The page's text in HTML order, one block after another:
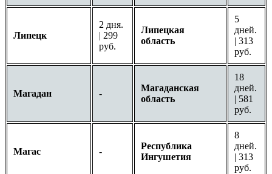
Липецк
2 дня.
| 299
руб.
Липецкая
область
5
дней.
| 313
руб.
Магадан -
Магаданская
область
18
дней.
| 581
руб.
Магас -
Республика
Ингушетия
8
дней.
| 313
руб.